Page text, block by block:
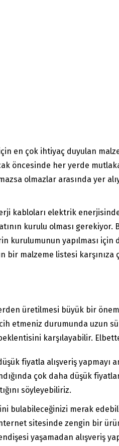
en çok ihtiyaç duyulan
öncesinde her yerde
olmazlar arasında yer
kabloları elektrik
kurulu olması gerekiyor.
yapılması için
bir malzeme listesi
üretilmesi büyük bir
etmeniz durumunda uzun
karşılayabilir.
fiyatla alışveriş yapmayı
çok daha düşük
söyleyebiliriz.
bulabileceğinizi merak
sitesinde zengin bir
yaşamadan alışveriş